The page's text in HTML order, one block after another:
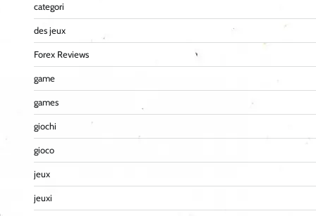
categori
des jeux
Forex Reviews
game
games
giochi
gioco
jeux
jeuxi